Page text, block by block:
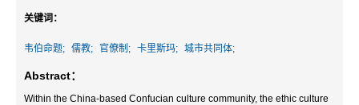
关键词：
韦伯命题; 儒教; 官僚制; 卡里斯玛; 城市共同体;
Abstract：
Within the China-based Confucian culture community, the ethic culture